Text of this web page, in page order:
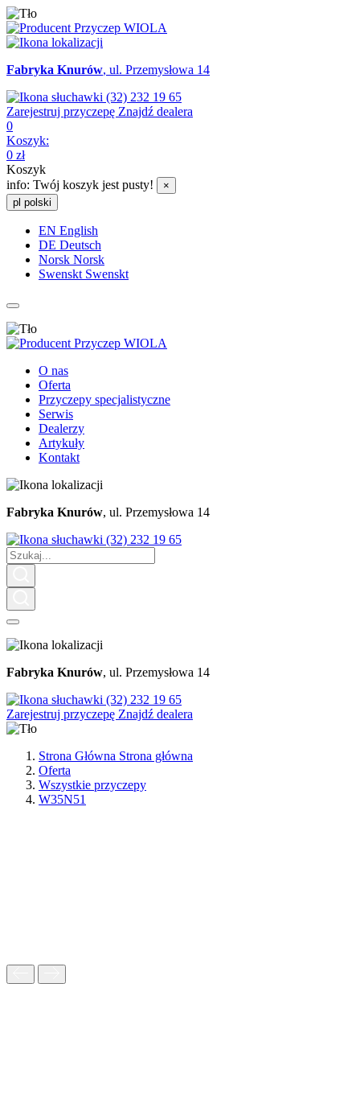
Fabryka Knurów, ul. Przemysłowa 14
(32) 232 19 65
Zarejestruj przyczepę Znajdź dealera
0
Koszyk:
0 zł
Koszyk
info: Twój koszyk jest pusty!
×
pl polski
EN English
DE Deutsch
Norsk Norsk
Swenskt Swenskt
O nas
Oferta
Przyczepy specjalistyczne
Serwis
Dealerzy
Artykuły
Kontakt
Fabryka Knurów, ul. Przemysłowa 14
(32) 232 19 65
Fabryka Knurów, ul. Przemysłowa 14
(32) 232 19 65
Zarejestruj przyczepę Znajdź dealera
Strona Główna Strona główna
Oferta
Wszystkie przyczepy
W35N51